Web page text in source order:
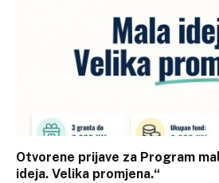
Otvorene prijave za Program
ideja. Velika promjena.“